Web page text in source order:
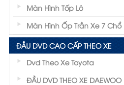
Màn Hình Tốp Lô
Màn Hình Ốp Trần Xe 7 Chổ
ĐẦU DVD CAO CẤP THEO XE
Dvd Theo Xe Toyota
ĐẦU DVD THEO XE DAEWOO